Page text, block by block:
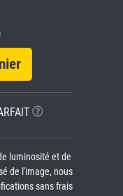
luminosité et de
de l'image, nous
sans frais